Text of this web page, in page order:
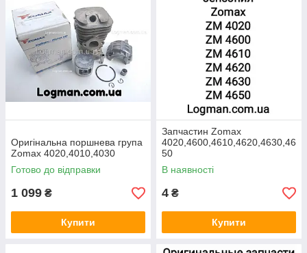
Оригінальна поршнева група
Zomax 4020,4010,4030
Готово до відправки
1 099 ₴
Купити
Запчастин Zomax
4020,4600,4610,4620,4630,46
50
В наявності
4 ₴
Купити